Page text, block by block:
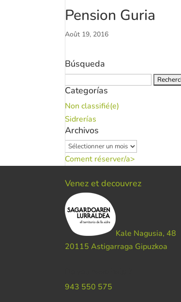
Pension Guria
Août 19, 2016
Búsqueda
Categorías
Non classifié(e)
Sidrerías
Archivos
Archivos
Coment réserver/a>
Venez et decouvrez
Kale Nagusia, 48
20115 Astigarraga Gipuzkoa
943 550 575